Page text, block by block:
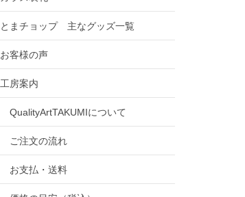
とまチョップ 主なグッズ一覧
お客様の声
工房案内
QualityArtTAKUMIについて
ご注文の流れ
お支払・送料